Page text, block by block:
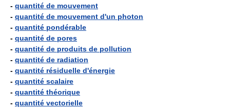
- quantité de mouvement
- quantité de mouvement d'un photon
- quantité pondérable
- quantité de pores
- quantité de produits de pollution
- quantité de radiation
- quantité résiduelle d'énergie
- quantité scalaire
- quantité théorique
- quantité vectorielle